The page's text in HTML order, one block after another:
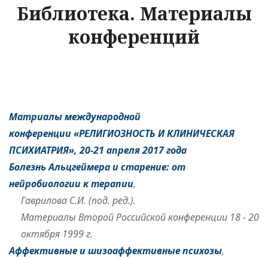
Библиотека. Материалы
конференций
Матриалы международной
конференции «РЕЛИГИОЗНОСТЬ И КЛИНИЧЕСКАЯ
ПСИХИАТРИЯ», 20-21 апреля 2017 года
Болезнь Альцгеймера и старение: от
нейробиологии к терапии,
Гаврилова С.И. (под. ред.).
Материалы Второй Российской конференции 18 - 20
октября 1999 г.
Аффективные и шизоаффективные психозы,